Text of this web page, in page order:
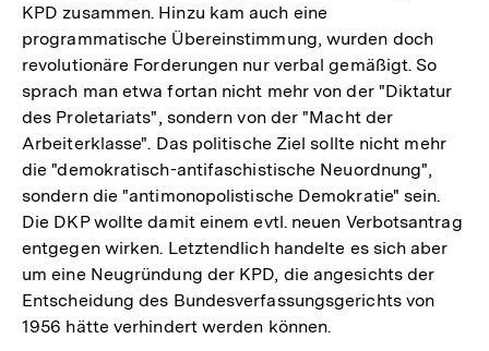
KPD zusammen. Hinzu kam auch eine
programmatische Übereinstimmung, wurden doch
revolutionäre Forderungen nur verbal gemäßigt. So
sprach man etwa fortan nicht mehr von der "Diktatur
des Proletariats", sondern von der "Macht der
Arbeiterklasse". Das politische Ziel sollte nicht mehr
die "demokratisch-antifaschistische Neuordnung",
sondern die "antimonopolistische Demokratie" sein.
Die DKP wollte damit einem evtl. neuen Verbotsantrag
entgegen wirken. Letztendlich handelte es sich aber
um eine Neugründung der KPD, die angesichts der
Entscheidung des Bundesverfassungsgerichts von
1956 hätte verhindert werden können.